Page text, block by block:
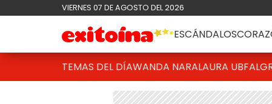
VIERNES 07 DE AGOSTO DEL 2026
ESCÁNDALOS
TEMAS DEL DÍAWANDA NARALAURA UBFAL